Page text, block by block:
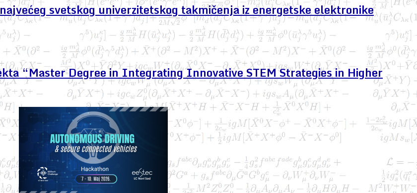
svetskog univerzitetskog takmičenja iz energetske elektronike
“Master Degree in Integrating Innovative STEM Strategies in Higher